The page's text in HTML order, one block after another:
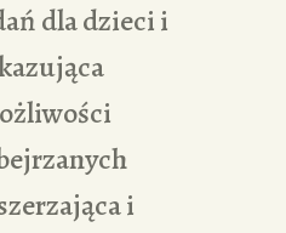
dla dzieci i
i